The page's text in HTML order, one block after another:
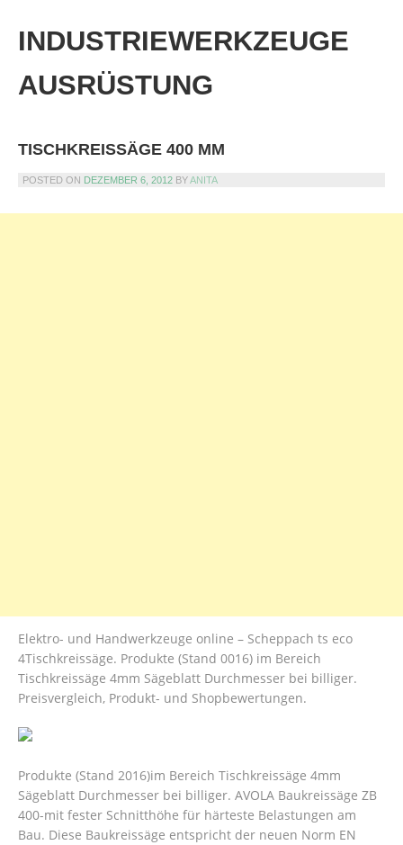
content
INDUSTRIEWERKZEUGE
AUSRÜSTUNG
TISCHKREISSÄGE 400 MM
POSTED ON DEZEMBER 6, 2012 BYANITA
Elektro- und Handwerkzeuge online – Scheppach ts eco
4Tischkreissäge. Produkte (Stand 0016) im Bereich
Tischkreissäge 4mm Sägeblatt Durchmesser bei billiger.
Preisvergleich, Produkt- und Shopbewertungen.
Produkte (Stand 2016)im Bereich Tischkreissäge 4mm
Sägeblatt Durchmesser bei billiger. AVOLA Baukreissäge ZB
400-mit fester Schnitthöhe für härteste Belastungen am
Bau. Diese Baukreissäge entspricht der neuen Norm EN